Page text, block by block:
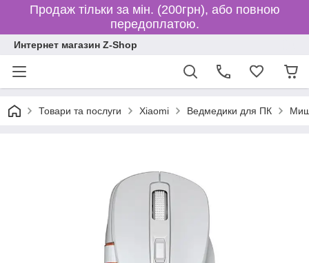
Продаж тільки за мін. (200грн), або повною
передоплатою.
Интернет магазин Z-Shop
Товари та послуги Xiaomi Ведмедики для ПК